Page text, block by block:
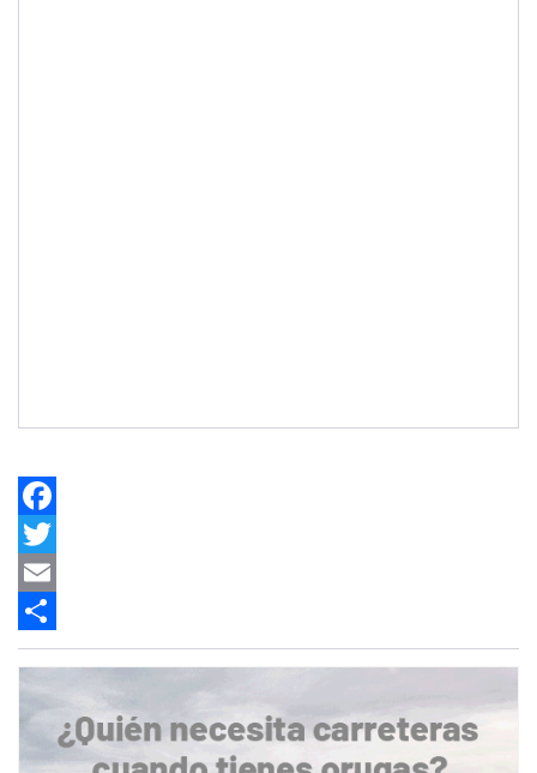
Facebook
Twitter
Email
Share